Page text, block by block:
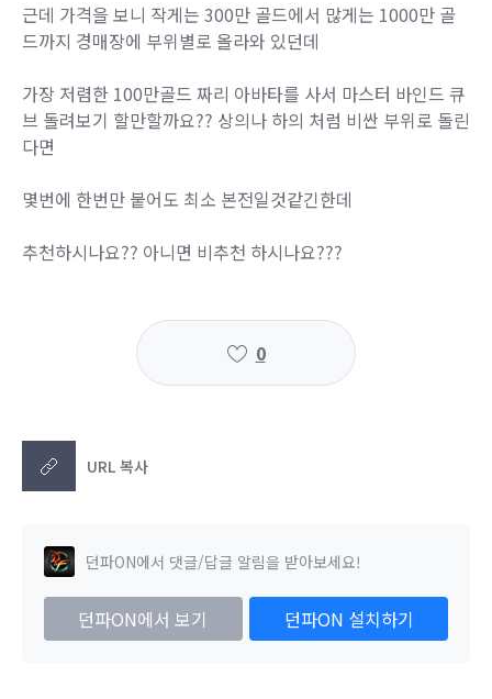
근데 가격을 보니 작게는 300만 골드에서 많게는 1000만 골
드까지 경매장에 부위별로 올라와 있던데
가장 저렴한 100만골드 짜리 아바타를 사서 마스터 바인드 큐
브 돌려보기 할만할까요?? 상의나 하의 처럼 비싼 부위로 돌린
다면
몇번에 한번만 붙어도 최소 본전일것같긴한데
추천하시나요?? 아니면 비추천 하시나요???
0
URL 복사
던파ON에서 댓글/답글 알림을 받아보세요!
던파ON에서 보기 던파ON 설치하기